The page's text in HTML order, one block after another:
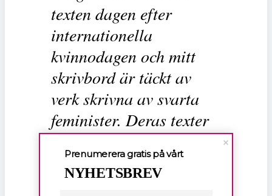
texten dagen efter
internationella
kvinnodagen och mitt
skrivbord är täckt av
verk skrivna av svarta
feminister. Deras texter
finns där alltid där när
tröst och förståelse
trynar i mitt liv.”
Prenumerera gratis på vårt
NYHETSBREV